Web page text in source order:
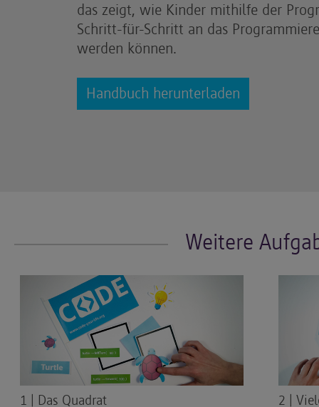
das zeigt, wie Kinder mithilfe der
Schritt-für-Schritt an das
werden können.
Handbuch herunterladen
Weitere
1 | Das Quadrat 2 |